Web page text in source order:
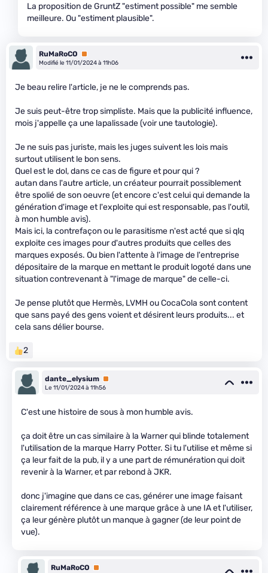
La proposition de GruntZ "estiment possible" me semble
meilleure. Ou "estiment plausible".
RuMaRoCO
Premium
Modifié le 11/01/2024 à 11h06
Je beau relire l'article, je ne le comprends pas.
Je suis peut-être trop simpliste. Mais que la publicité influence,
mois j'appelle ça une lapalissade (voir une tautologie).
Je ne suis pas juriste, mais les juges suivent les lois mais
surtout utilisent le bon sens.
Quel est le dol, dans ce cas de figure et pour qui ?
autan dans l'autre article, un créateur pourrait possiblement
être spolié de son oeuvre (et encore c'est celui qui demande la
génération d'image et l'exploite qui est responsable, pas l'outil,
à mon humble avis).
Mais ici, la contrefaçon ou le parasitisme n'est acté que si qlq
exploite ces images pour d'autres produits que celles des
marques exposés. Ou bien l'attente à l'image de l'entreprise
dépositaire de la marque en mettant le produit logoté dans une
situation contrevenant à "l'image de marque" de celle-ci.
Je pense plutôt que Hermès, LVMH ou CocaCola sont content
que sans payé des gens voient et désirent leurs produits... et
cela sans délier bourse.
2
dante_elysium Premium
Le 11/01/2024 à 11h56
C'est une histoire de sous à mon humble avis.
ça doit être un cas similaire à la Warner qui blinde totalement
l'utilisation de la marque Harry Potter. Si tu l'utilise et même si
ça leur fait de la pub, il y a une part de rémunération qui doit
revenir à la Warner, et par rebond à JKR.
donc j'imagine que dans ce cas, générer une image faisant
clairement référence à une marque grâce à une IA et l'utiliser,
ça leur génère plutôt un manque à gagner (de leur point de
vue).
RuMaRoCO
Premium